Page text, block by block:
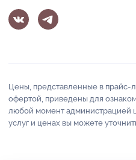
Цены, представленные в прайс-
офертой, приведены для
любой момент администрацией
услуг и ценах вы можете